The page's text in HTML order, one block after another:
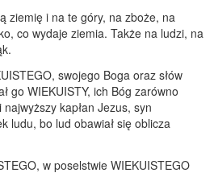
ziemię i na te góry, na zboże, na
co wydaje ziemia. Także na ludzi, na
swojego Boga oraz słów
go WIEKUISTY, ich Bóg zarówno
kapłan Jezus, syn
ludu, bo lud obawiał się oblicza
w poselstwie WIEKUISTEGO